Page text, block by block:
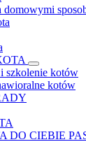
domowymi
szkolenie kotów
kotów
DO CIEBIE